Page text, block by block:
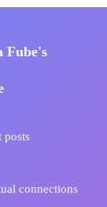
Fube's
posts
connections